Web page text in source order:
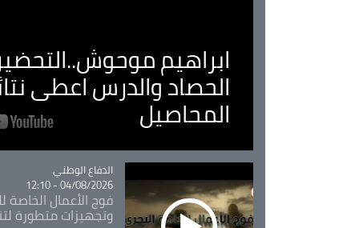
ابراهيم
الحصاد والدرس اعطى
المحاصيل
Catégorie
الدفاع الوطني
04/08/2026 - 12:10
فوج الأعمال الخاصة
وتجهيزات متطورة